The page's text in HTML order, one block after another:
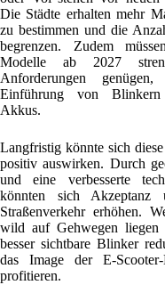
Die Städte erhalten mehr
zu bestimmen und die
begrenzen. Zudem
Modelle ab 2027
Anforderungen
Einführung von Blinkern
Akkus.
Langfristig könnte sich
positiv auswirken. Durch
und eine verbesserte
könnten sich Akzeptanz
Straßenverkehr erhöhen.
wild auf Gehwegen liegen
besser sichtbare Blinker
das Image der E-Scooter-
profitieren.